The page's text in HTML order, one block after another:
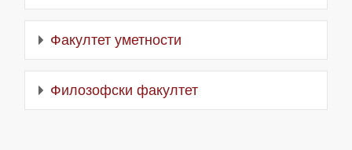
Факултет уметности
Филозофски факултет